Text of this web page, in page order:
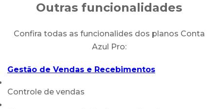
Outras funcionalidades
Confira todas as funcionalides dos planos Conta
Azul Pro:
Gestão de Vendas e Recebimentos
Controle de vendas